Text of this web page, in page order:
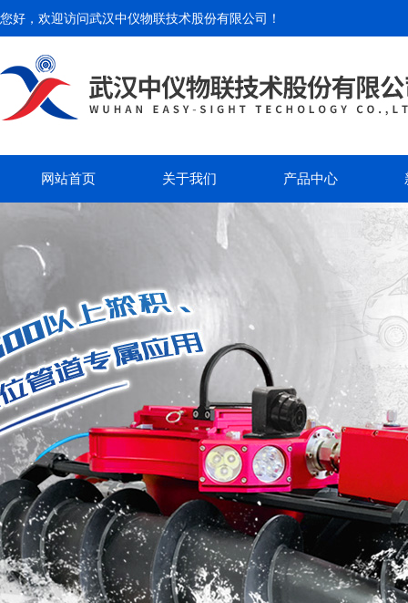
您好，欢迎访问武汉中仪物联技术股份有限公司 ！
网站首页 关于我们 产品中心